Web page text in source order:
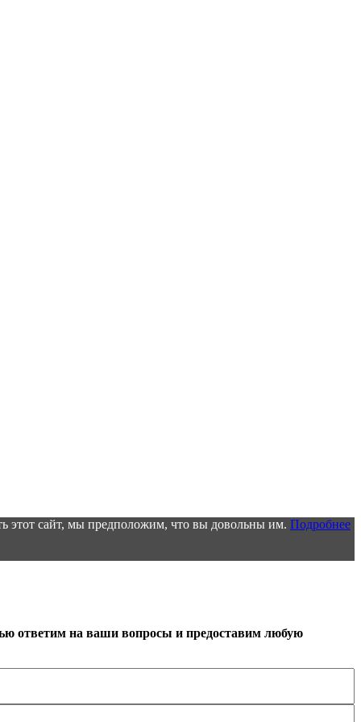
этот сайт, мы предположим, что вы довольны им. Подробнее
ответим на ваши вопросы и предоставим любую